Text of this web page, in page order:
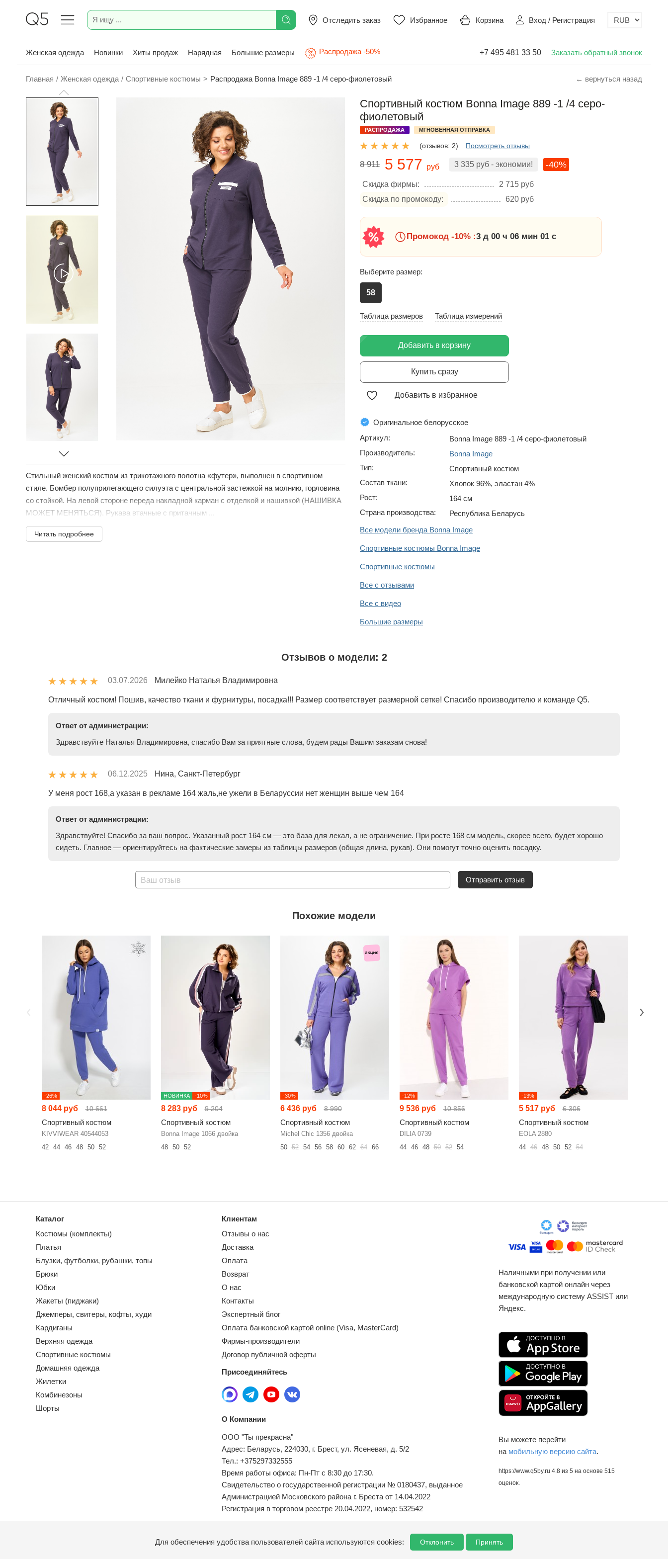
Отследить заказ Избранное Корзина Вход / Регистрация
Женская одежда Новинки Хиты продаж Нарядная Большие размеры Распродажа -50% +7 495 481 33 50 Заказать обратный звонок
Главная / Женская одежда / Спортивные костюмы > Распродажа Bonna Image 889 -1 /4 серо-фиолетовый ← вернуться назад
Стильный женский костюм из трикотажного полотна «футер», выполнен в спортивном
стиле. Бомбер полуприлегающего силуэта с центральной застежкой на молнию, горловина
со стойкой. На левой стороне переда накладной карман с отделкой и нашивкой (НАШИВКА
МОЖЕТ МЕНЯТЬСЯ). Рукава втачные с притачным ...
Читать подробнее
Спортивный костюм Bonna Image 889 -1 /4 серо-
фиолетовый
РАСПРОДАЖА МГНОВЕННАЯ ОТПРАВКА
(отзывов: 2) Посмотреть отзывы
8 911 5 577 руб 3 335 руб - экономии! -40%
Скидка фирмы: 2 715 руб
Скидка по промокоду:
620 руб
Промокод -10% :3 д 00 ч 06 мин 00 с
Выберите размер:
58
Таблица размеров Таблица измерений
Добавить в корзину
Купить сразу
Добавить в избранное
Оригинальное белорусское
Артикул:
Bonna Image 889 -1 /4 серо-фиолетовый
Производитель:
Bonna Image
Тип:
Спортивный костюм
Состав ткани:
Хлопок 96%, эластан 4%
Рост:
164 см
Страна производства:
Республика Беларусь
Все модели бренда Bonna Image
Спортивные костюмы Bonna Image
Спортивные костюмы
Все с отзывами
Все с видео
Большие размеры
Отзывов о модели: 2
03.07.2026 Милейко Наталья Владимировна
Отличный костюм! Пошив, качество ткани и фурнитуры, посадка!!! Размер соответствует размерной сетке! Спасибо производителю и команде Q5.
Ответ от администрации:
Здравствуйте Наталья Владимировна, спасибо Вам за приятные слова, будем рады Вашим заказам снова!
06.12.2025 Нина, Санкт-Петербург
У меня рост 168,а указан в рекламе 164 жаль,не ужели в Беларуссии нет женщин выше чем 164
Ответ от администрации:
Здравствуйте! Спасибо за ваш вопрос. Указанный рост 164 см — это база для лекал, а не ограничение. При росте 168 см модель, скорее всего, будет хорошо
сидеть. Главное — ориентируйтесь на фактические замеры из таблицы размеров (общая длина, рукав). Они помогут точно оценить посадку.
Ваш отзыв Отправить отзыв
Похожие модели
-26%
8 044 руб 10 661
Спортивный костюм
KIVVIWEAR 40544053
42
44 46 48 50 52
НОВИНКА -10%
8 283 руб 9 204
Спортивный костюм
Bonna Image 1066 двойка
48
50 52
-30%
6 436 руб 8 990
Спортивный костюм
Michel Chic 1356 двойка
50 52 54 56 58 60 62 64 66
-12%
9 536 руб 10 856
Спортивный костюм
DILIA 0739
44
46 48 50 52 54
-13%
5 517 руб 6 306
Спортивный костюм
EOLA 2880
44 46 48 50 52 54
Каталог
Костюмы (комплекты)
Платья
Блузки, футболки, рубашки, топы
Брюки
Юбки
Жакеты (пиджаки)
Джемперы, свитеры, кофты, худи
Кардиганы
Верхняя одежда
Спортивные костюмы
Домашняя одежда
Жилетки
Комбинезоны
Шорты
Клиентам
Отзывы о нас
Доставка
Оплата
Возврат
О нас
Контакты
Экспертный блог
Оплата банковской картой online (Visa, MasterCard)
Фирмы-производители
Договор публичной оферты
Присоединяйтесь
О Компании
ООО "Ты прекрасна"
Адрес: Беларусь, 224030, г. Брест, ул. Ясеневая, д. 5/2
Тел.: +375297332555
Время работы офиса: Пн-Пт с 8:30 до 17:30.
Свидетельство о государственной регистрации № 0180437, выданное
Администрацией Московского района г. Бреста от 14.04.2022
Регистрация в торговом реестре 20.04.2022, номер: 532542
Местный исполнительный орган по обращениям покупателей:
8(0162) 21-04-75
Наличными при получении или
банковской картой онлайн через
международную систему ASSIST или
Яндекс.
Вы можете перейти
на мобильную версию сайта.
https://www.q5by.ru 4.8 из 5 на основе 515
оценок.
Для обеспечения удобства пользователей сайта используются cookies: Отклонить Принять